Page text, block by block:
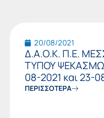
20/08/2021
Δ.Α.Ο.Κ. Π.Ε.
ΤΥΠΟΥ
08-2021 και 23-
ΠΕΡΙΣΣΟΤΕΡΑ